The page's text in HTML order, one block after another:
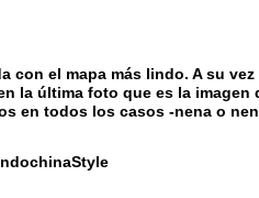
el mapa más lindo. A su
la última foto que es la
en todos los casos -nena o